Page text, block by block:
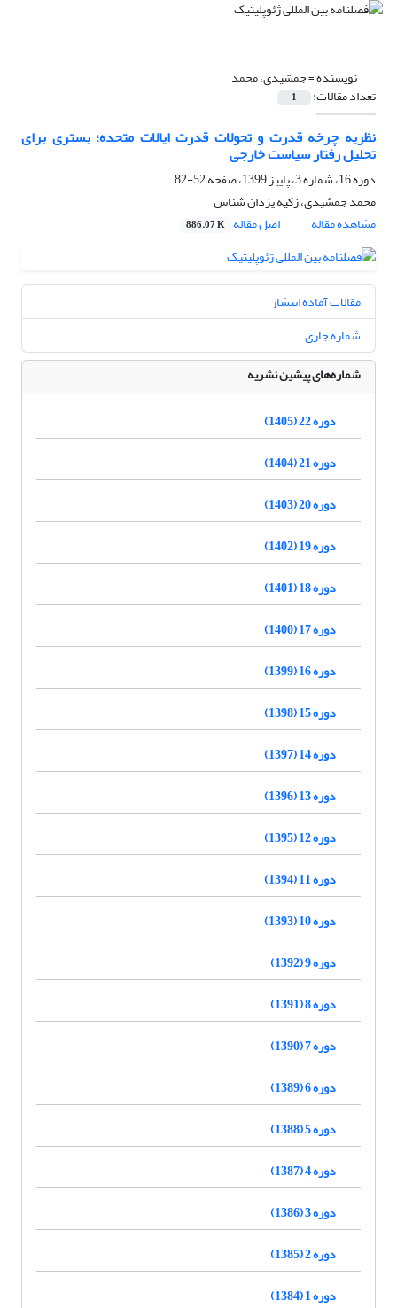
نویسنده =جمشیدی، محمد
تعداد مقالات: 1
نظریه چرخه قدرت و تحولات قدرت ایالات متحده؛ بستری برای
تحلیل رفتار سیاست خارجی
دوره 16، شماره 3، پاییز 1399، صفحه
52-82
محمد جمشیدی، زکیه یزدان شناس
مشاهده مقاله
اصل مقاله 886.07 K
مقالات آماده انتشار
شماره جاری
شماره‌های پیشین نشریه
دوره 22 (1405)
دوره 21 (1404)
دوره 20 (1403)
دوره 19 (1402)
دوره 18 (1401)
دوره 17 (1400)
دوره 16 (1399)
دوره 15 (1398)
دوره 14 (1397)
دوره 13 (1396)
دوره 12 (1395)
دوره 11 (1394)
دوره 10 (1393)
دوره 9 (1392)
دوره 8 (1391)
دوره 7 (1390)
دوره 6 (1389)
دوره 5 (1388)
دوره 4 (1387)
دوره 3 (1386)
دوره 2 (1385)
دوره 1 (1384)